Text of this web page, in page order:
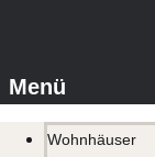
Wohnhäuser